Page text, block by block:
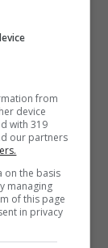
from
device
with 319
our partners
on the basis
managing
of this page
in privacy